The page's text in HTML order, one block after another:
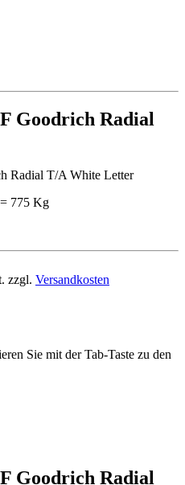
Goodrich Radial
Radial T/A White Letter
775 Kg
zzgl. Versandkosten
Sie mit der Tab-Taste zu den
Goodrich Radial